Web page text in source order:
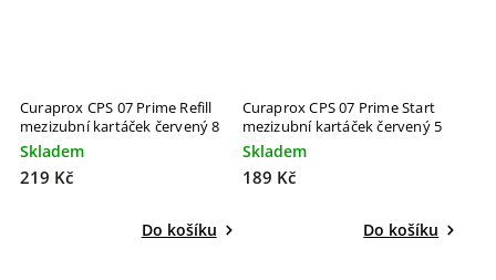
Curaprox CPS 07 Prime Refill
mezizubní kartáček červený 8
ks
Skladem
219 Kč
Do košíku
Curaprox CPS 07 Prime Start
mezizubní kartáček červený 5
ks
Skladem
189 Kč
Do košíku